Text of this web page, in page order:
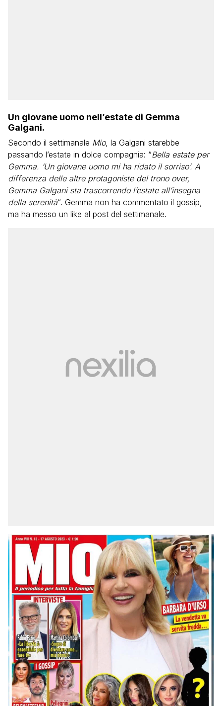
Un giovane uomo nell’estate di Gemma
Galgani.
Secondo il settimanale Mio, la Galgani starebbe
passando l’estate in dolce compagnia: “Bella estate per
Gemma. ‘Un giovane uomo mi ha ridato il sorriso’. A
differenza delle altre protagoniste del trono over,
Gemma Galgani sta trascorrendo l’estate all’insegna
della serenità“. Gemma non ha commentato il gossip,
ma ha messo un like al post del settimanale.